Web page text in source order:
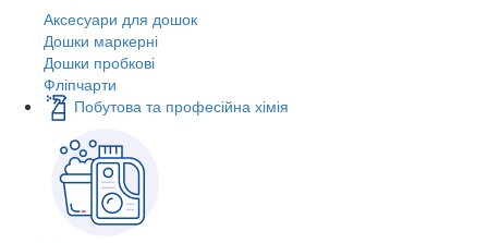
Аксесуари для дошок
Дошки маркерні
Дошки пробкові
Фліпчарти
Побутова та професійна хімія